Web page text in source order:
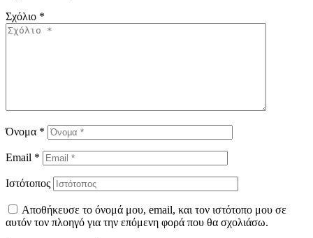
Σχόλιο *
Όνομα *
Email *
Ιστότοπος
Αποθήκευσε το όνομά μου, email, και τον ιστότοπο μου σε
αυτόν τον πλοηγό για την επόμενη φορά που θα σχολιάσω.